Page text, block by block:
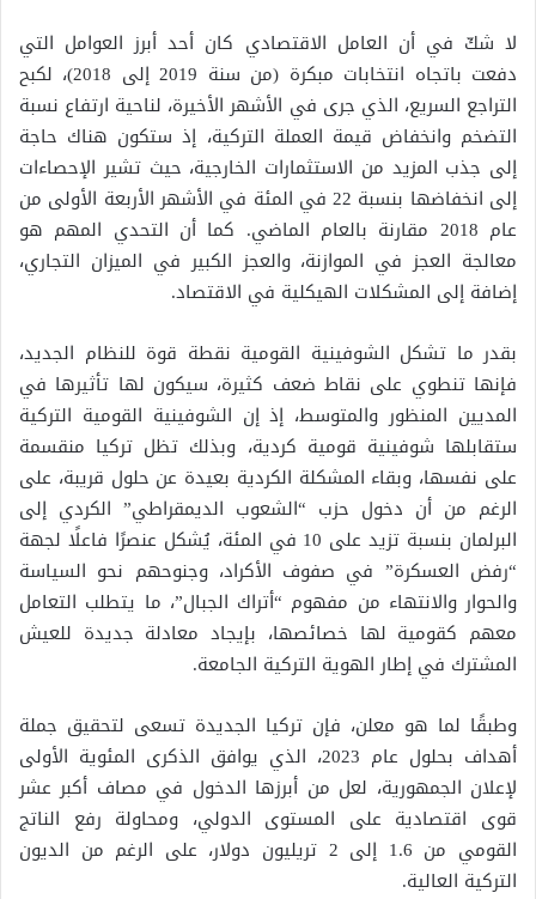
لا شكّ في أن العامل الاقتصادي كان أحد أبرز العوامل التي
دفعت باتجاه انتخابات مبكرة (من سنة 2019 إلى 2018)، لكبح
التراجع السريع، الذي جرى في الأشهر الأخيرة، لناحية ارتفاع نسبة
التضخم وانخفاض قيمة العملة التركية، إذ ستكون هناك حاجة
إلى جذب المزيد من الاستثمارات الخارجية، حيث تشير الإحصاءات
إلى انخفاضها بنسبة 22 في المئة في الأشهر الأربعة الأولى من
عام 2018 مقارنة بالعام الماضي. كما أن التحدي المهم هو
معالجة العجز في الموازنة، والعجز الكبير في الميزان التجاري،
إضافة إلى المشكلات الهيكلية في الاقتصاد.
بقدر ما تشكل الشوفينية القومية نقطة قوة للنظام الجديد،
فإنها تنطوي على نقاط ضعف كثيرة، سيكون لها تأثيرها في
المديين المنظور والمتوسط، إذ إن الشوفينية القومية التركية
ستقابلها شوفينية قومية كردية، وبذلك تظل تركيا منقسمة
على نفسها، وبقاء المشكلة الكردية بعيدة عن حلول قريبة، على
الرغم من أن دخول حزب “الشعوب الديمقراطي” الكردي إلى
البرلمان بنسبة تزيد على 10 في المئة، يُشكل عنصرًا فاعلًا لجهة
“رفض العسكرة” في صفوف الأكراد، وجنوحهم نحو السياسة
والحوار والانتهاء من مفهوم “أتراك الجبال”، ما يتطلب التعامل
معهم كقومية لها خصائصها، بإيجاد معادلة جديدة للعيش
المشترك في إطار الهوية التركية الجامعة.
وطبقًا لما هو معلن، فإن تركيا الجديدة تسعى لتحقيق جملة
أهداف بحلول عام 2023، الذي يوافق الذكرى المئوية الأولى
لإعلان الجمهورية، لعل من أبرزها الدخول في مصاف أكبر عشر
قوى اقتصادية على المستوى الدولي، ومحاولة رفع الناتج
القومي من 1.6 إلى 2 تريليون دولار، على الرغم من الديون
التركية العالية.